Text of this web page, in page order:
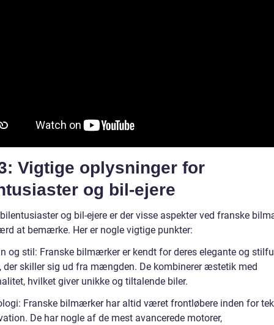
Vigtige oplysninger for
og bil-ejere
og bil-ejere er der visse aspekter ved franske
at bemærke. Her er nogle vigtige punkter:
og stil: Franske bilmærker er kendt for deres elegante og
der skiller sig ud fra mængden. De kombinerer æstetik med
hvilket giver unikke og tiltalende biler.
Franske bilmærker har altid været frontløbere inden for
De har nogle af de mest avancerede motorer,